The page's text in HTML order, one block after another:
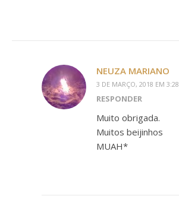
NEUZA MARIANO
3 DE MARÇO, 2018 EM 3:28
RESPONDER
Muito obrigada.
Muitos beijinhos
MUAH*